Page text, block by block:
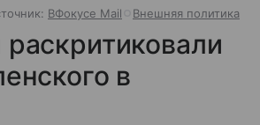
ВФокусе Mail Внешняя политика
в